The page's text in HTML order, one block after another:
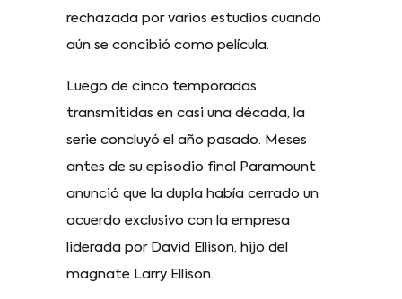
rechazada por varios estudios cuando
aún se concibió como película.
Luego de cinco temporadas
transmitidas en casi una década, la
serie concluyó el año pasado. Meses
antes de su episodio final Paramount
anunció que la dupla había cerrado un
acuerdo exclusivo con la empresa
liderada por David Ellison, hijo del
magnate Larry Ellison.